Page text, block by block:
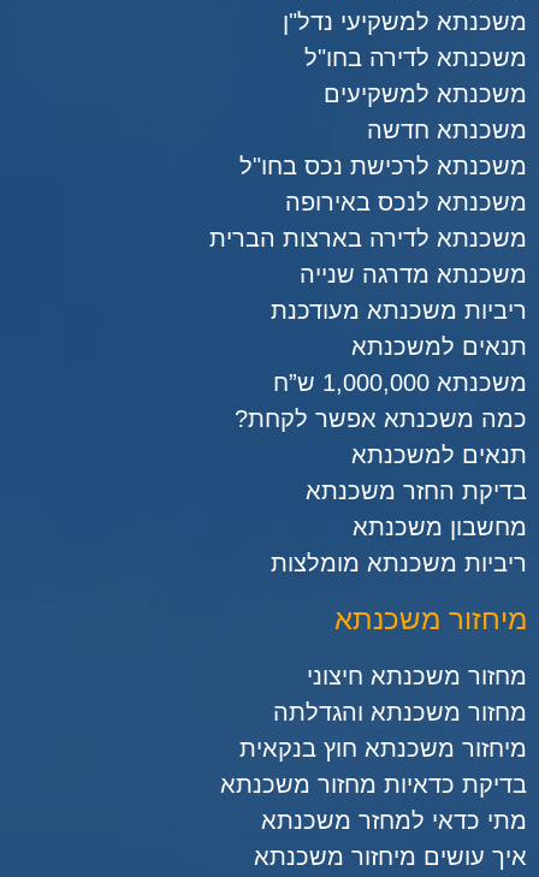
משכנתא למשקיעי נדל"ן
משכנתא לדירה בחו"ל
משכנתא למשקיעים
משכנתא חדשה
משכנתא לרכישת נכס בחו"ל
משכנתא לנכס באירופה
משכנתא לדירה בארצות הברית
משכנתא מדרגה שנייה
ריביות משכנתא מעודכנת
תנאים למשכנתא
משכנתא 1,000,000 ש”ח
כמה משכנתא אפשר לקחת?
תנאים למשכנתא
בדיקת החזר משכנתא
מחשבון משכנתא
ריביות משכנתא מומלצות
מיחזור משכנתא
מחזור משכנתא חיצוני
מחזור משכנתא והגדלתה
מיחזור משכנתא חוץ בנקאית
בדיקת כדאיות מחזור משכנתא
מתי כדאי למחזר משכנתא
איך עושים מיחזור משכנתא